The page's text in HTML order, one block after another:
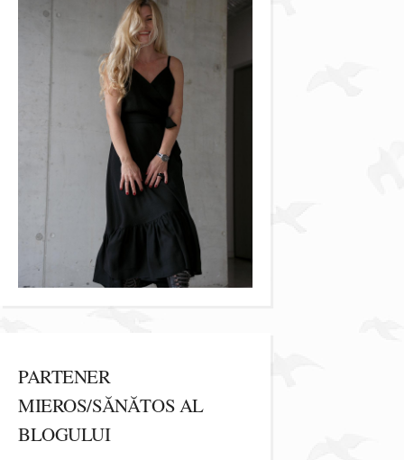
PARTENER
MIEROS/SĂNĂTOS AL
BLOGULUI